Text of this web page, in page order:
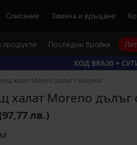
Списание Замяна и връщане
продукти Последни бройки
КОД BRA20 =
халат Moreno дълъг с качулка
халат Moreno дълъг
(97,77 лв.)